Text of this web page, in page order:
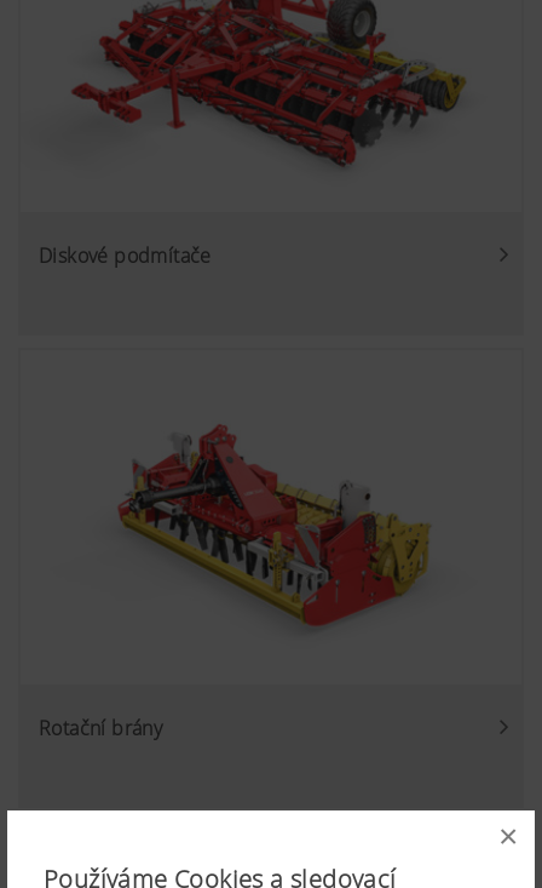
×
Používáme Cookies a sledovací
Diskové podmítače
Rotační brány